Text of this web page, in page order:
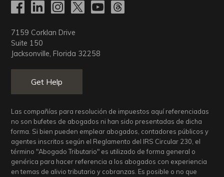
7159 Corklan Drive
Suite 150
Jacksonville, Florida 32258
Get Help
Las compañías para resolución de impuestos aquí referenciadas
no son bufetes de abogados ni han sido presentadas de dicha
forma. Si bien pueden emplear abogados, contadores públicos y
agentes inscritos según el Reglamento del IRS Circular 230, el
término "Abogado Tributario" es utilizado de forma general o
genérica para hacer referencia a los abogados con experiencia
en temas de alivio tributario y cobranzas. Es posible o no que